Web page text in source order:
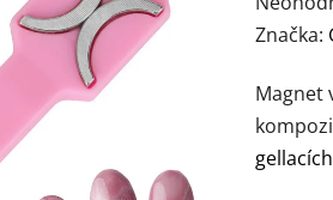
je
0,0
z
Značka:
Magnet
gellacích